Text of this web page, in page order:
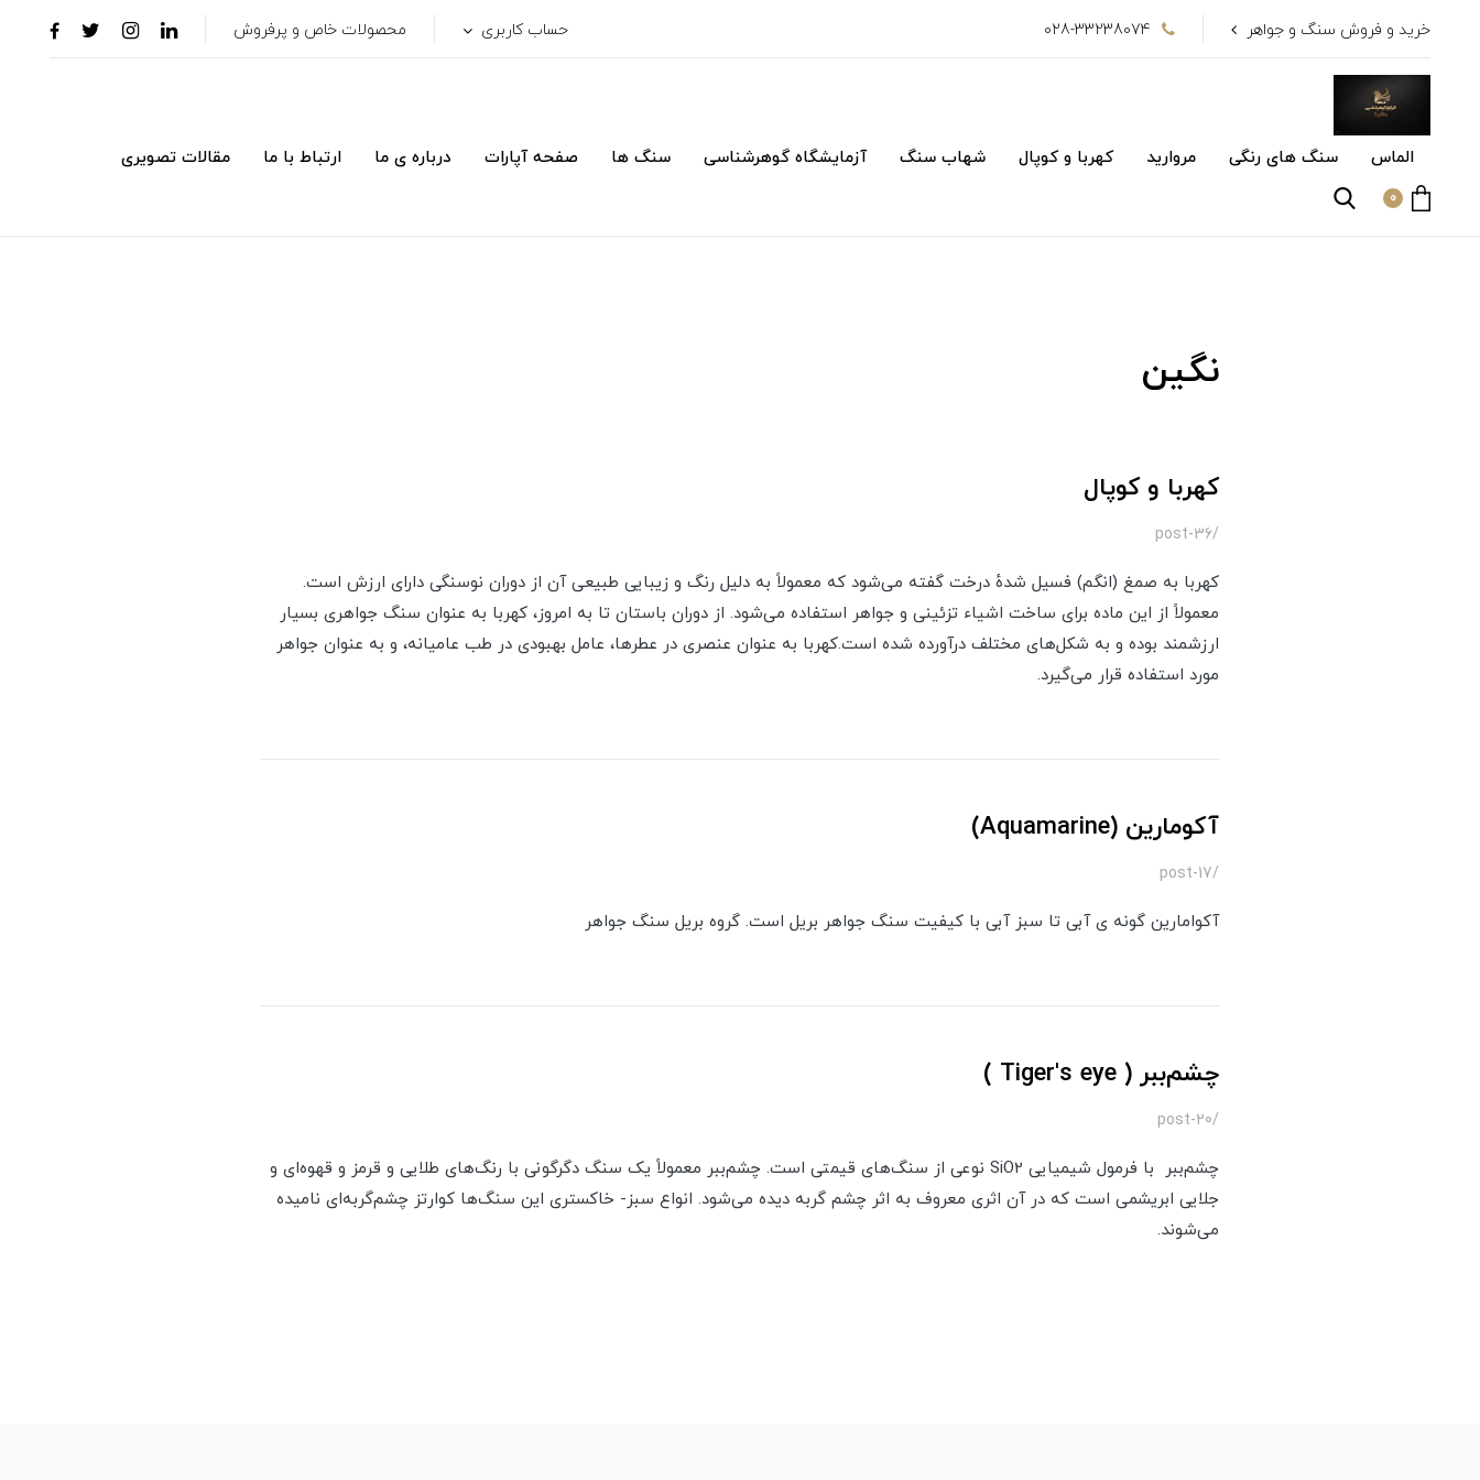
خرید و فروش سنگ و جواهر 028-33238074 حساب کاربری محصولات خاص و پرفروش
الماس سنگ های رنگی مروارید کهربا و کوپال شهاب سنگ آزمایشگاه گوهرشناسی سنگ ها صفحه آپارات درباره ی ما ارتباط با ما مقالات تصویری
0
نگین
کهربا و کوپال
/post-36
کهربا به صمغ (انگم) فسیل شدهٔ درخت گفته می‌شود که معمولاً به دلیل رنگ و زیبایی طبیعی آن از دوران نوسنگی دارای ارزش است.
معمولاً از این ماده برای ساخت اشیاء تزئینی و جواهر استفاده می‌شود. از دوران باستان تا به امروز، کهربا به عنوان سنگ جواهری بسیار
ارزشمند بوده و به شکل‌های مختلف درآورده شده است.کهربا به عنوان عنصری در عطرها، عامل بهبودی در طب عامیانه، و به عنوان جواهر
مورد استفاده قرار می‌گیرد.
آکومارین (Aquamarine)
/post-17
آکوامارین گونه ی آبی تا سبز آبی با کیفیت سنگ جواهر بریل است. گروه بریل سنگ جواهر
چشم‌ببر ( Tiger's eye )
/post-20
چشم‌ببر با فرمول شیمیایی SiO2 نوعی از سنگ‌های قیمتی است. چشم‌ببر معمولاً یک سنگ دگرگونی با رنگ‌های طلایی و قرمز و قهوه‌ای و
جلایی ابریشمی است که در آن اثری معروف به اثر چشم گربه دیده می‌شود. انواع سبز- خاکستری این سنگ‌ها کوارتز چشم‌گربه‌ای نامیده
می‌شوند.